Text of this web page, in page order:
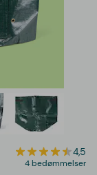
4,5
4 bedømmelser